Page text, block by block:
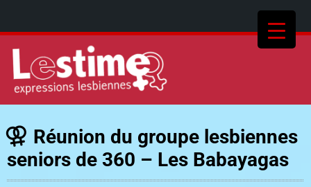
Réunion du groupe lesbiennes
seniors de 360 – Les Babayagas